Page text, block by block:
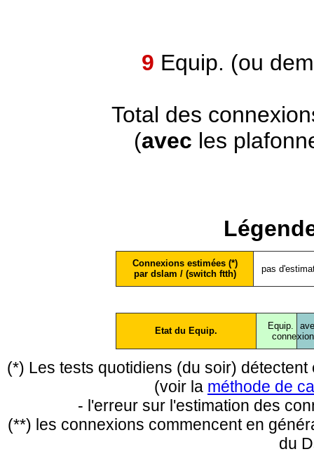
9 Equip. (ou
Total des
(avec les
Connexions estimées (*)
par dslam / (switch ftth)
pas
Etat du Equip.
Equip.
conne
(*) Les tests quotidiens (du soir)
(voir la méthode de
- l'erreur sur l'estimation des
(**) les connexions commencent en
du